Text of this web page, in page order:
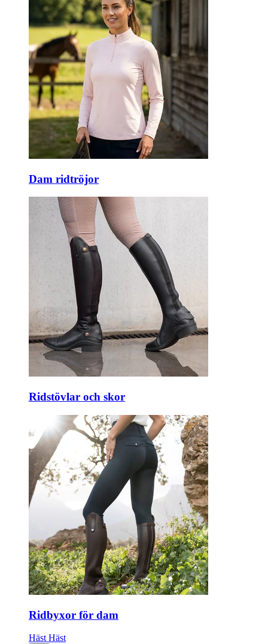
Dam ridtröjor
Ridstövlar och skor
Ridbyxor för dam
Häst Häst